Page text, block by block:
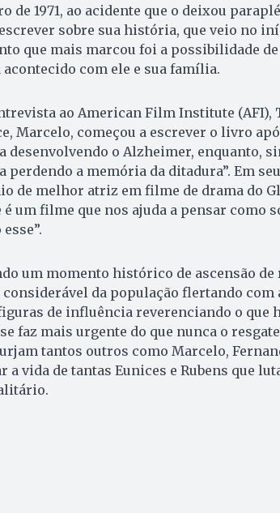
de 1971, ao acidente que o deixou
sobre sua história, que veio no
que mais marcou foi a possibilidade
acontecido com ele e sua família.
ao American Film Institute (AFI),
Marcelo, começou a escrever o livro
desenvolvendo o Alzheimer, enquanto,
perdendo a memória da ditadura”. Em
de melhor atriz em filme de drama do
é um filme que nos ajuda a pensar como
um momento histórico de ascensão
considerável da população flertando
de influência reverenciando o que
faz mais urgente do que nunca o
tantos outros como Marcelo,
a vida de tantas Eunices e Rubens que